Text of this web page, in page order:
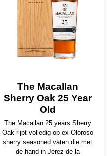
The Macallan
Sherry Oak 25 Year
Old
The Macallan 25 years Sherry
Oak rijpt volledig op ex-Oloroso
sherry seasoned vaten die met
de hand in Jerez de la